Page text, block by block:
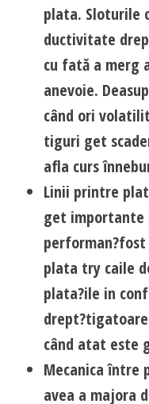
plata. Sloturile
ductivitate
cu fată a merg
anevoie.
când ori
tiguri get
afla curs
Linii printre
get importante
plata try caile
plata?ile in
când atat este
Mecanica între
avea a majora